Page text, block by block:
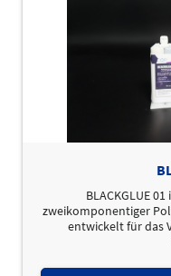
BLACKGLUE
zweikomponentiger
entwickelt für das